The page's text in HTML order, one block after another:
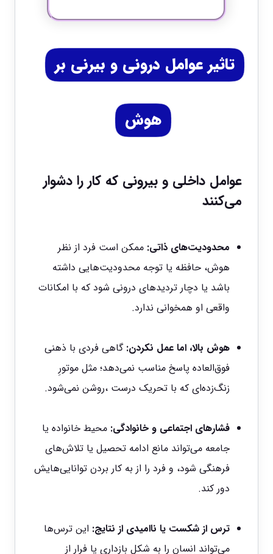
تاثیر عوامل درونی و بیرنی بر
هوش
عوامل داخلی و بیرونی که کار را دشوار
می‌کنند
محدودیت‌های ذاتی: ممکن است فرد از نظر
هوش، حافظه یا توجه محدودیت‌هایی داشته
باشد یا دچار تردیدهای درونی شود که با امکانات
واقعی او همخوانی ندارد.
هوش بالا، اما عمل نکردن: گاهی فردی با ذهنی
فوق‌العاده پاسخ مناسب نمی‌دهد؛ مثل موتورِ
زنگ‌زده‌ای که با تحریک درست ،روشن نمی‌شود.
فشارهای اجتماعی و خانوادگی: محیط خانواده یا
جامعه می‌تواند مانع ادامه تحصیل یا تلاش‌های
فرهنگی شود، و فرد را از به کار بردن توانایی‌هایش
دور کند.
ترس از شکست یا ناامیدی از نتایج: این ترس‌ها
می‌تواند انسان را به شکل بازداری یا فرار از